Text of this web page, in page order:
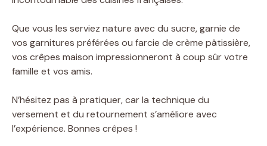
Que vous les serviez nature avec du sucre, garnie de
vos garnitures préférées ou farcie de crème pâtissière,
vos crêpes maison impressionneront à coup sûr votre
famille et vos amis.
N’hésitez pas à pratiquer, car la technique du
versement et du retournement s’améliore avec
l’expérience. Bonnes crêpes !